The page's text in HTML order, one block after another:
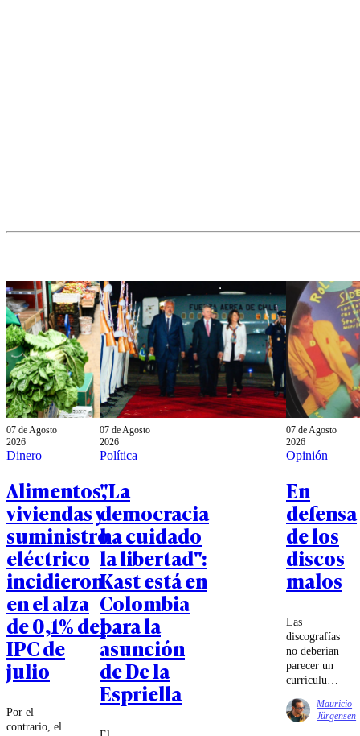
07 de Agosto
2026
Dinero
Alimentos,
viviendas y
suministro
eléctrico
incidieron
en el alza
de 0,1% del
IPC de
julio
Por el
contrario, el
07 de Agosto
2026
Política
"La
democracia
ha cuidado
la libertad":
Kast está en
Colombia
para la
asunción
de De la
Espriella
07 de Agosto
2026
Opinión
En
defensa
de los
discos
malos
Las
discografías
no deberían
parecer un
currículum.
parecer una
biografía.
Mauricio
Jürgensen